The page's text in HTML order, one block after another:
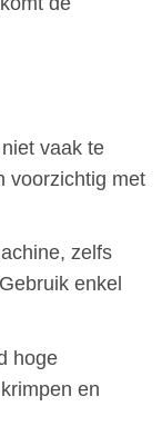
vaak te
voorzichtig met
zelfs
enkel
hoge
en